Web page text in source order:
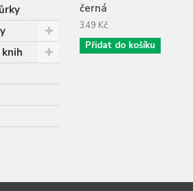
černá
349 Kč
Přidat do košíku